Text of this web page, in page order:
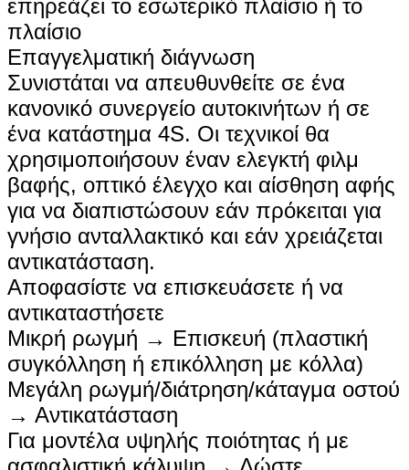
επηρεάζει το εσωτερικό πλαίσιο ή το
πλαίσιο
Επαγγελματική διάγνωση
Συνιστάται να απευθυνθείτε σε ένα
κανονικό συνεργείο αυτοκινήτων ή σε
ένα κατάστημα 4S. Οι τεχνικοί θα
χρησιμοποιήσουν έναν ελεγκτή φιλμ
βαφής, οπτικό έλεγχο και αίσθηση αφής
για να διαπιστώσουν εάν πρόκειται για
γνήσιο ανταλλακτικό και εάν χρειάζεται
αντικατάσταση.
Αποφασίστε να επισκευάσετε ή να
αντικαταστήσετε
Μικρή ρωγμή → Επισκευή (πλαστική
συγκόλληση ή επικόλληση με κόλλα)
Μεγάλη ρωγμή/διάτρηση/κάταγμα οστού
→ Αντικατάσταση
Για μοντέλα υψηλής ποιότητας ή με